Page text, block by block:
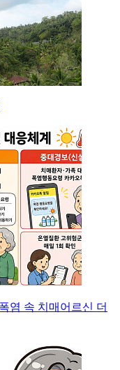
염 속 치매어르신 더